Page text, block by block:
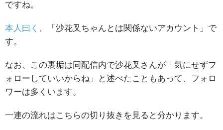
ですね。
本人曰く 、「沙花叉ちゃんとは関係ないアカウント」で
す。
なお、この裏垢は同配信内で沙花叉さんが「気にせずフ
ォローしていいからね」と述べたこともあって、フォロ
ワーは多くいます。
一連の流れはこちらの切り抜きを見ると分かります。